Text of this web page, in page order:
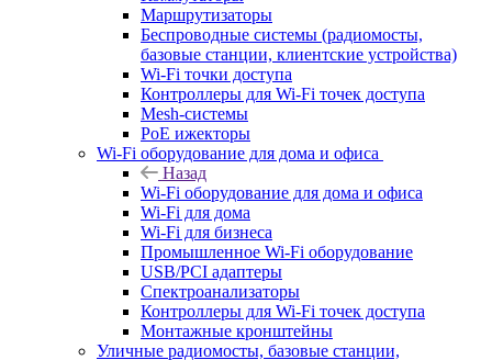
Маршрутизаторы
Беспроводные системы (радиомосты,
базовые станции, клиентские устройства)
Wi-Fi точки доступа
Контроллеры для Wi-Fi точек доступа
Mesh-системы
PoE ижекторы
Wi-Fi оборудование для дома и офиса
Назад
Wi-Fi оборудование для дома и офиса
Wi-Fi для дома
Wi-Fi для бизнеса
Промышленное Wi-Fi оборудование
USB/PCI адаптеры
Cпектроанализаторы
Контроллеры для Wi-Fi точек доступа
Монтажные кронштейны
Уличные радиомосты, базовые станции,